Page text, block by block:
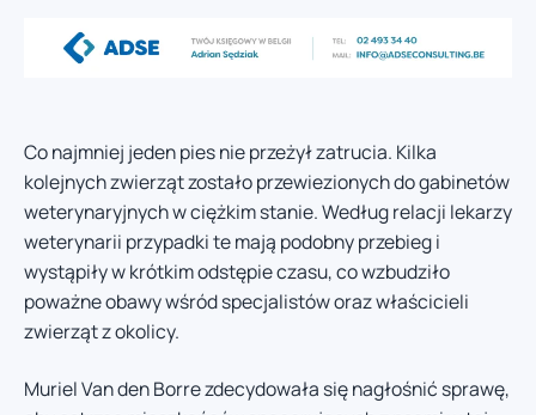
Co najmniej jeden pies nie przeżył zatrucia. Kilka
kolejnych zwierząt zostało przewiezionych do gabinetów
weterynaryjnych w ciężkim stanie. Według relacji lekarzy
weterynarii przypadki te mają podobny przebieg i
wystąpiły w krótkim odstępie czasu, co wzbudziło
poważne obawy wśród specjalistów oraz właścicieli
zwierząt z okolicy.
Muriel Van den Borre zdecydowała się nagłośnić sprawę,